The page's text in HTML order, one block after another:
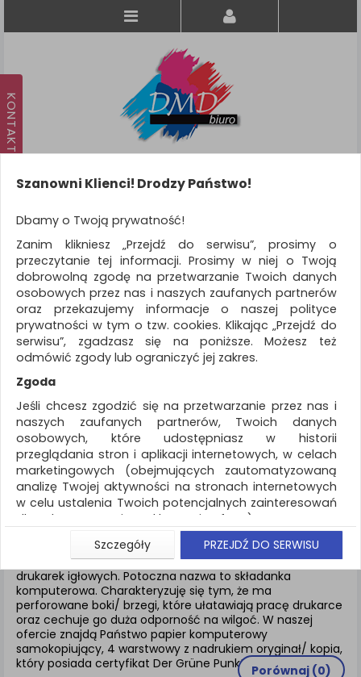
KATEGORIE
WSZYSTKIE KATEGORIE
FILTRY
REKLAMA
AKTUALNOŚCI
Papier i etykiety Papier komputerowy
ZNALEZIONYCH PRODUKTÓW: 1
PAPIER KOMPUTEROWY
Papier komputerowy samokopiujący przeznaczony jest do
drukarek igłowych. Potoczna nazwa to składanka
komputerowa. Charakteryzuję się tym, że ma
perforowane boki/ brzegi, które ułatawiają pracę drukarce
oraz cechuje go duża odporność na wilgoć. W naszej
ofercie znajdą Państwo papier komputerowy
samokopiujący, 4 warstwowy z nadrukiem oryginał/ kopia,
który posiada certyfikat Der Grüne Punkt/ Zielony Punkt.
Porównaj (0)
Szanowni Klienci! Drodzy Państwo!
Dbamy o Twoją prywatność!
Zanim klikniesz „Przejdź do serwisu”, prosimy o
przeczytanie tej informacji. Prosimy w niej o Twoją
dobrowolną zgodę na przetwarzanie Twoich danych
osobowych przez nas i naszych zaufanych partnerów
oraz przekazujemy informacje o naszej polityce
prywatności w tym o tzw. cookies. Klikając „Przejdź do
serwisu”, zgadzasz się na poniższe. Możesz też
odmówić zgody lub ograniczyć jej zakres.
Zgoda
Jeśli chcesz zgodzić się na przetwarzanie przez nas i
naszych zaufanych partnerów, Twoich danych
osobowych, które udostępniasz w historii
przeglądania stron i aplikacji internetowych, w celach
marketingowych (obejmujących zautomatyzowaną
analizę Twojej aktywności na stronach internetowych
w celu ustalenia Twoich potencjalnych zainteresowań
dla dostosowania reklamy i oferty), w tym na
umieszczanie tzw. cookies na Twoich urządzeniach i
ich odczytywanie, kliknij przycisk „Przejdź do serwisu”.
Jeśli nie chcesz wyrazić zgody lub ograniczyć jej
zakres, kliknij „Szczegóły”, gdzie znajdziesz wszelkie
informacje o tym jak to zrobić . Te same informacje
znajdziesz także na podstronie z naszą polityką
prywatności obowiązującą od 25 maja 2018.
W przypadku użytkowników zalogowanych, aby
Szczegóły PRZEJDŹ DO SERWISU